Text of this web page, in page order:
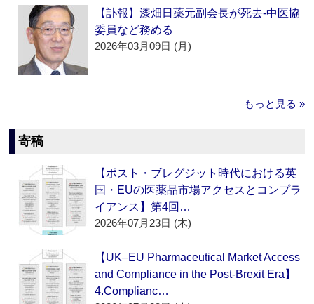
【訃報】漆畑日薬元副会長が死去‐中医協
委員など務める
2026年03月09日 (月)
もっと見る »
寄稿
【ポスト・ブレグジット時代における英
国・EUの医薬品市場アクセスとコンプラ
イアンス】第4回…
2026年07月23日 (木)
【UK–EU Pharmaceutical Market Access
and Compliance in the Post-Brexit Era】
4.Complianc…